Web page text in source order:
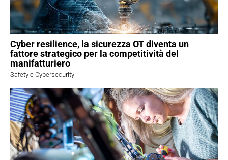
Cyber resilience, la sicurezza OT diventa un
fattore strategico per la competitività del
manifatturiero
Safety e Cybersecurity